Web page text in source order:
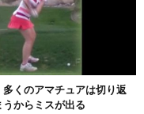
くのアマチュアは切り返
からミスが出る